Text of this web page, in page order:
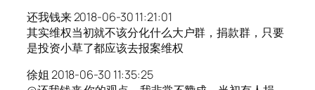
还我钱来 2018-06-30 11:21:01
其实维权当初就不该分化什么大户群，捐款群，只要
是投资小草了都应该去报案维权
徐姐 2018-06-30 11:35:25